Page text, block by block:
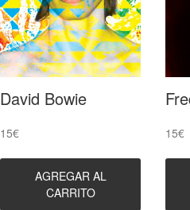
David Bowie
15€
AGREGAR AL
CARRITO
15€